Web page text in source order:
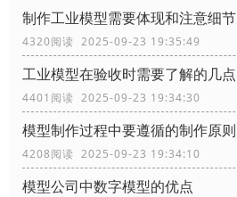
制作工业模型需要体现和注意细节
4320阅读 2025-09-23 19:35:49
工业模型在验收时需要了解的几点
4401阅读 2025-09-23 19:34:30
模型制作过程中要遵循的制作原则
4208阅读 2025-09-23 19:34:10
模型公司中数字模型的优点